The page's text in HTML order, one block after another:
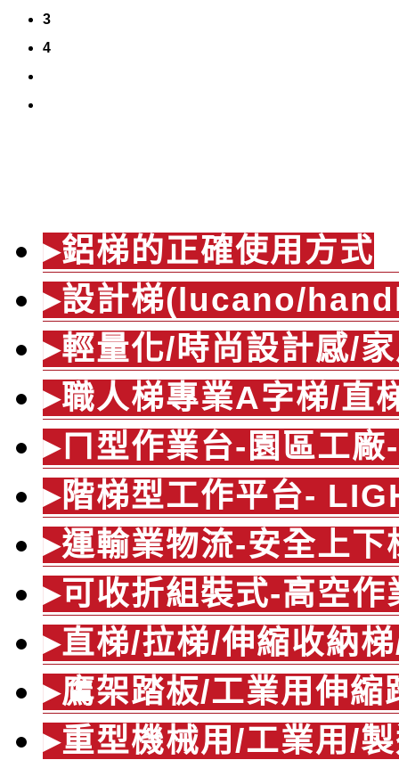
3
4
▸鋁梯的正確使用方式
▸設計梯(lucano/
▸輕量化/時尚設計感/
▸職人梯專業A字梯/直
▸ㄇ型作業台-園區工廠
▸階梯型工作平台-
▸運輸業物流-安全上下
▸可收折組裝式-高空作
▸直梯/拉梯/伸縮收納
▸鷹架踏板/工業用伸縮
▸重型機械用/工業用/